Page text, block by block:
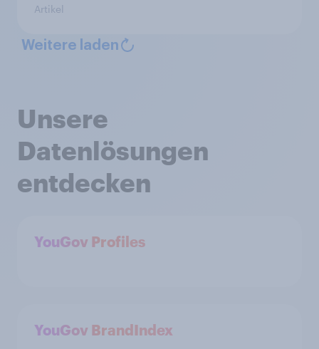
Artikel
Weitere laden
Unsere
Datenlösungen
entdecken
YouGov Profiles
YouGov BrandIndex